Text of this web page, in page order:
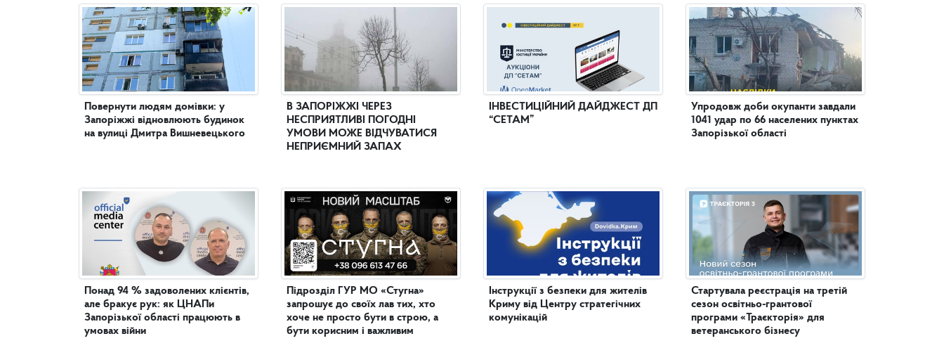
Повернути людям домівки: у
Запоріжжі відновлюють будинок
на вулиці Дмитра Вишневецького
Понад 94 % задоволених клієнтів,
але бракує рук: як ЦНАПи
Запорізької області працюють в
умовах війни
В ЗАПОРІЖЖІ ЧЕРЕЗ
НЕСПРИЯТЛИВІ ПОГОДНІ
УМОВИ МОЖЕ ВІДЧУВАТИСЯ
НЕПРИЄМНИЙ ЗАПАХ
Підрозділ ГУР МО «Стугна»
запрошує до своїх лав тих, хто
хоче не просто бути в строю, а
бути корисним і важливим
ІНВЕСТИЦІЙНИЙ ДАЙДЖЕСТ ДП
“СЕТАМ”
Інструкції з безпеки для жителів
Криму від Центру стратегічних
комунікацій
Упродовж доби окупанти завдали
1041 удар по 66 населених пунктах
Запорізької області
Стартувала реєстрація на третій
сезон освітньо-грантової
програми «Траєкторія» для
ветеранського бізнесу